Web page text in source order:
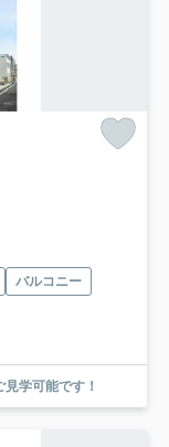
バルコニー
学可能です！